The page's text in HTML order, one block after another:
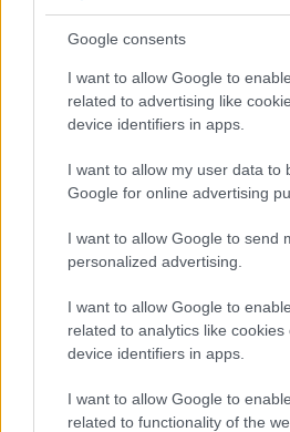
Google consents
I want to allow Google to
related to advertising like
device identifiers in apps.
I want to allow my user data to
Google for online advertising
I want to allow Google to send
personalized advertising.
I want to allow Google to
related to analytics like cookies
device identifiers in apps.
I want to allow Google to
related to functionality of the
CHI
SIAMO
© 2026 - VOLOSCONTATO CONSIGLI
04827280654 – TESTATA REGISTRATA
35792 – ISCRITTA ALL’ANSO
ONLINE)